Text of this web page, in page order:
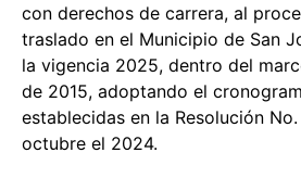
con derechos de carrera, al
traslado en el Municipio de San
la vigencia 2025, dentro del
de 2015, adoptando el
establecidas en la Resolución
octubre el 2024.